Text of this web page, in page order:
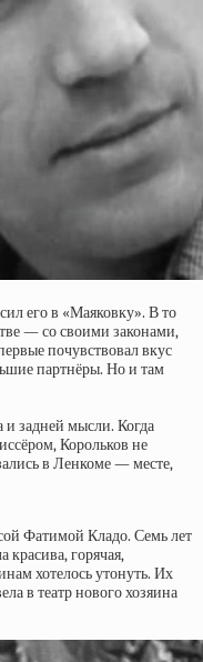
его в «Маяковку». В то
— со своими законами,
почувствовал вкус
партнёры. Но и там
задней мысли. Когда
Корольков не
в Ленкоме — месте,
Фатимой Кладо. Семь лет
красива, горячая,
хотелось утонуть. Их
в театр нового хозяина